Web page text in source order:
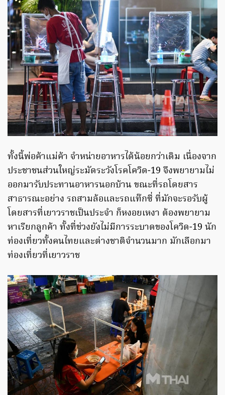
ทั้งนี้พ่อค้าแม่ค้า จำหน่ายอาหารได้น้อยกว่าเดิม เนื่องจาก
ประชาชนส่วนใหญ่ระมัดระวังโรคโควิด-19 จึงพยายามไม่
ออกมารับประทานอาหารนอกบ้าน ขณะที่รถโดยสาร
สาธารณะอย่าง รถสามล้อและรถแท๊กซี่ ที่มักจะรอรับผู้
โดยสารที่เยาวราชเป็นประจำ ก็หงอยเหงา ต้องพยายาม
หาเรียกลูกค้า ทั้งที่ช่วงยังไม่มีการระบาดของโควิด-19 นัก
ท่องเที่ยวทั้งคนไทยและต่างชาติจำนวนมาก มักเลือกมา
ท่องเที่ยวที่เยาวราช